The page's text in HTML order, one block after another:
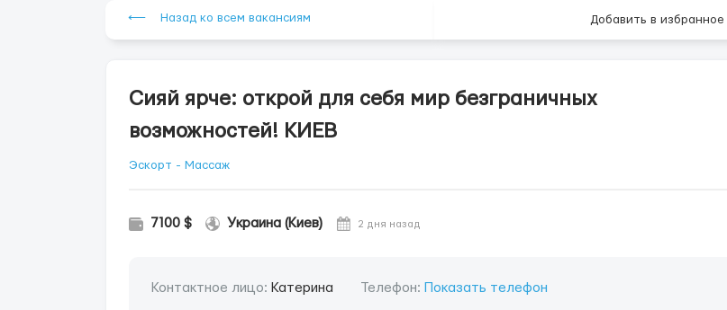
⟵ Назад ко всем вакансиям Добавить в избранное
Сияй ярче: открой для себя мир безграничных
возможностей! КИЕВ
Эскорт - Массаж
7100 $ Украина (Киев) 2 дня назад
Контактное лицо: Катерина Телефон: Показать телефон